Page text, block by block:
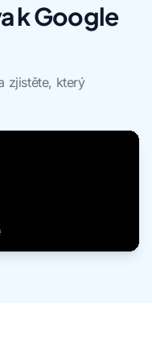
k Google
zjistěte, který